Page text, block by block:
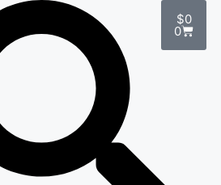
$0
0